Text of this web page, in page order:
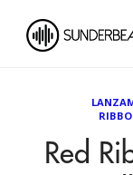
Red